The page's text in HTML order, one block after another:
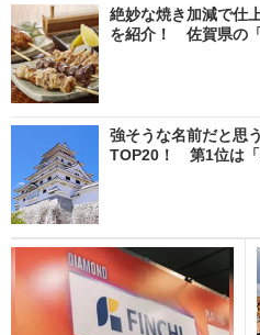
絶妙な焼き加減で仕
を紹介！ 佐賀県の
強そうな名前だと思
TOP20！ 第1位は「